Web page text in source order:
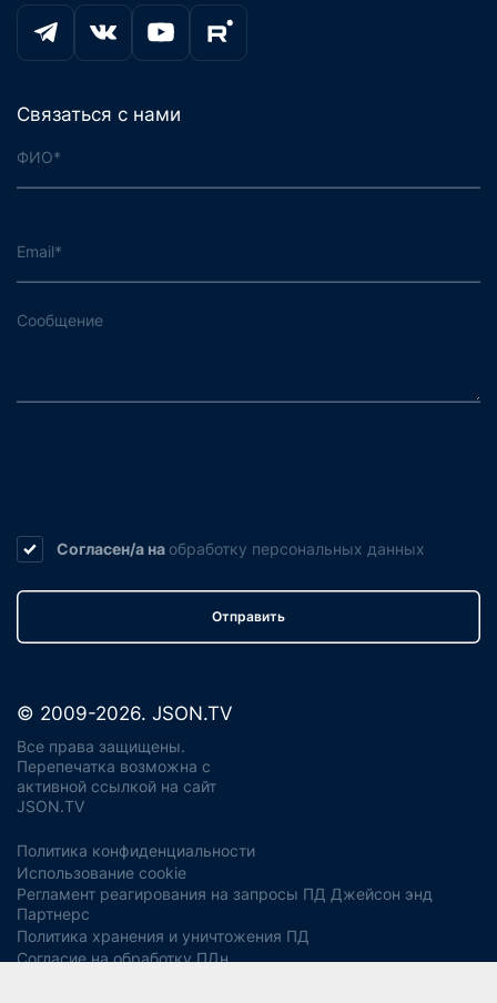
Связаться с нами
Согласен/а на обработку персональных данных
Отправить
© 2009-2026. JSON.TV
Все права защищены.
Перепечатка возможна с
активной ссылкой на сайт
JSON.TV
Политика конфиденциальности
Использование cookie
Регламент реагирования на запросы ПД Джейсон энд
Партнерс
Политика хранения и уничтожения ПД
Согласие на обработку ПДн